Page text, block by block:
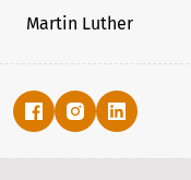
Martin Luther